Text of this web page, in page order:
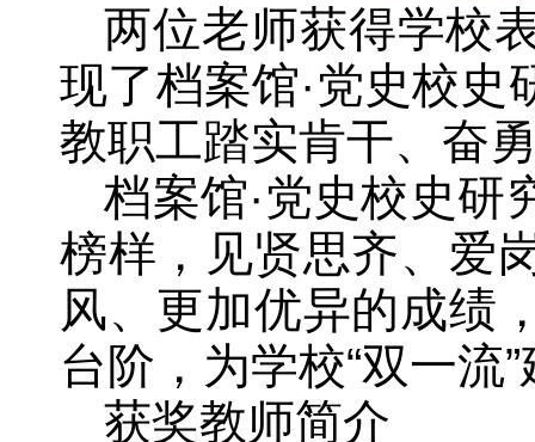
两位老师获得学校
现了档案馆·党史校
教职工踏实肯干、奋
档案馆·党史校史研
榜样，见贤思齐、爱
风、更加优异的成绩
台阶，为学校“双一流
获奖教师简介